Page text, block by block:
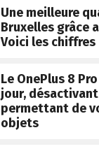
Une meilleure
Bruxelles grâce
Voici les chiffres
Le OnePlus 8
jour,
permettant de
objets